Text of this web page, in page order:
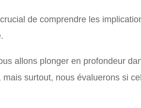
de comprendre les
allons plonger en profondeur
surtout, nous évaluerons si